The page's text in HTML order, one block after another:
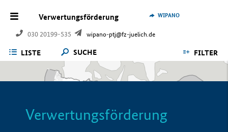
Verwertungsförderung
030 20199-535 wipano-ptj@fz-juelich.de
WIPANO
LISTE SUCHE FILTER
Verwertungsförderung